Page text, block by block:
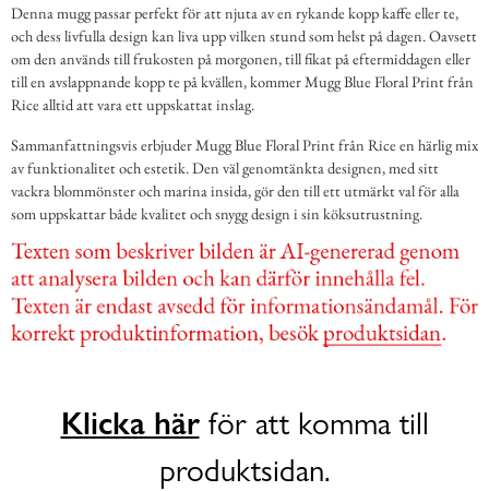
Denna mugg passar perfekt för att njuta av en rykande kopp kaffe eller te,
och dess livfulla design kan liva upp vilken stund som helst på dagen. Oavsett
om den används till frukosten på morgonen, till fikat på eftermiddagen eller
till en avslappnande kopp te på kvällen, kommer Mugg Blue Floral Print från
Rice alltid att vara ett uppskattat inslag.
Sammanfattningsvis erbjuder Mugg Blue Floral Print från Rice en härlig mix
av funktionalitet och estetik. Den väl genomtänkta designen, med sitt
vackra blommönster och marina insida, gör den till ett utmärkt val för alla
som uppskattar både kvalitet och snygg design i sin köksutrustning.
Klicka härför att komma till
produktsidan.